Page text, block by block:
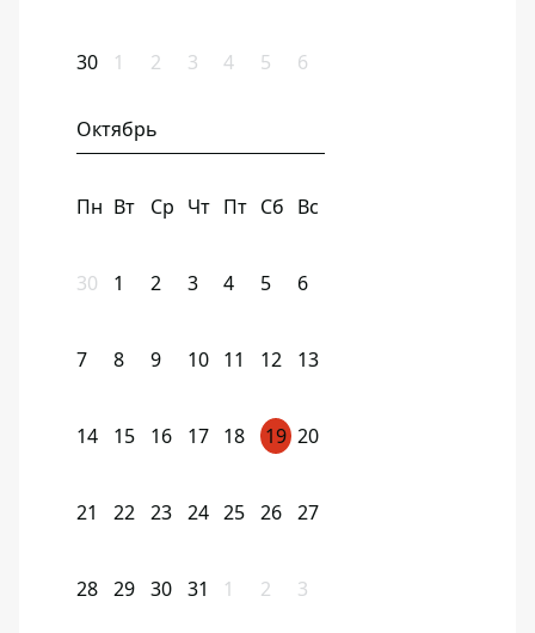
30 1 2 3 4 5 6
Октябрь
Пн Вт Ср Чт Пт Сб Вс
30 1 2 3 4 5 6
7 8 9 10 11 12 13
14 15 16 17 18 19 20
21 22 23 24 25 26 27
28 29 30 31 1 2 3